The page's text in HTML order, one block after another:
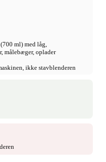
ml) med låg,
målebæger, oplader
ikke stavblenderen